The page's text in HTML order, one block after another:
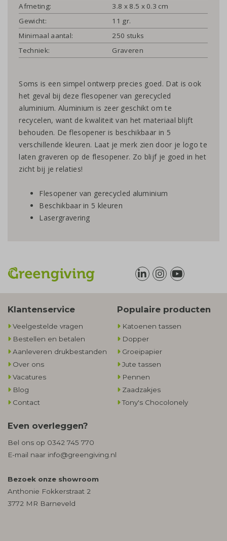
Afmeting:
3.8 x 8.5 x 0.3 cm
Gewicht:
11 gr.
Minimaal aantal:
250 stuks
Techniek:
Graveren
Soms is een simpel ontwerp precies goed. Dat is ook
het geval bij deze flesopener van gerecycled
aluminium. Aluminium is zeer geschikt om te
recycelen, want de kwaliteit van het materiaal blijft
behouden. De flesopener is beschikbaar in 5
verschillende kleuren. Laat je merk zien door je logo te
laten graveren op de flesopener. Zo blijf je goed in het
zicht bij je relaties!
Flesopener van gerecycled aluminium
Beschikbaar in 5 kleuren
Lasergravering
Klantenservice
Veelgestelde vragen
Bestellen en betalen
Aanleveren drukbestanden
Over ons
Vacatures
Blog
Contact
Populaire producten
Katoenen tassen
Dopper
Groeipapier
Jute tassen
Pennen
Zaadzakjes
Tony's Chocolonely
Even overleggen?
Bel ons op 0342 745 770
E-mail naar info@greengiving.nl
Bezoek onze showroom
Anthonie Fokkerstraat 2
3772 MR Barneveld